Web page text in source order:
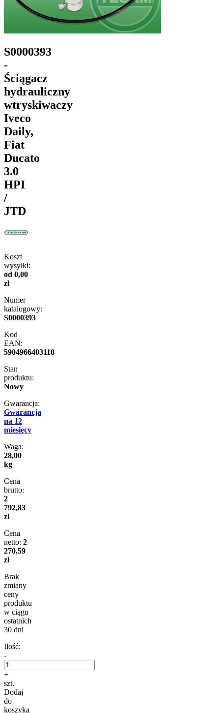
S0000393
-
Ściągacz
hydrauliczny
wtryskiwaczy
Iveco
Daily,
Fiat
Ducato
3.0
HPI
/
JTD
Koszt
wysyłki:
od 0,00
zł
Numer
katalogowy:
S0000393
Kod
EAN:
5904966403118
Stan
produktu:
Nowy
Gwarancja:
Gwarancja
na 12
miesięcy
Waga:
28,00
kg
Cena
brutto:
2
792,83
zł
Cena
netto: 2
270,59
zł
Brak
zmiany
ceny
produktu
w ciągu
ostatnich
30 dni
Ilość:
-
+
szt.
Dodaj
do
koszyka